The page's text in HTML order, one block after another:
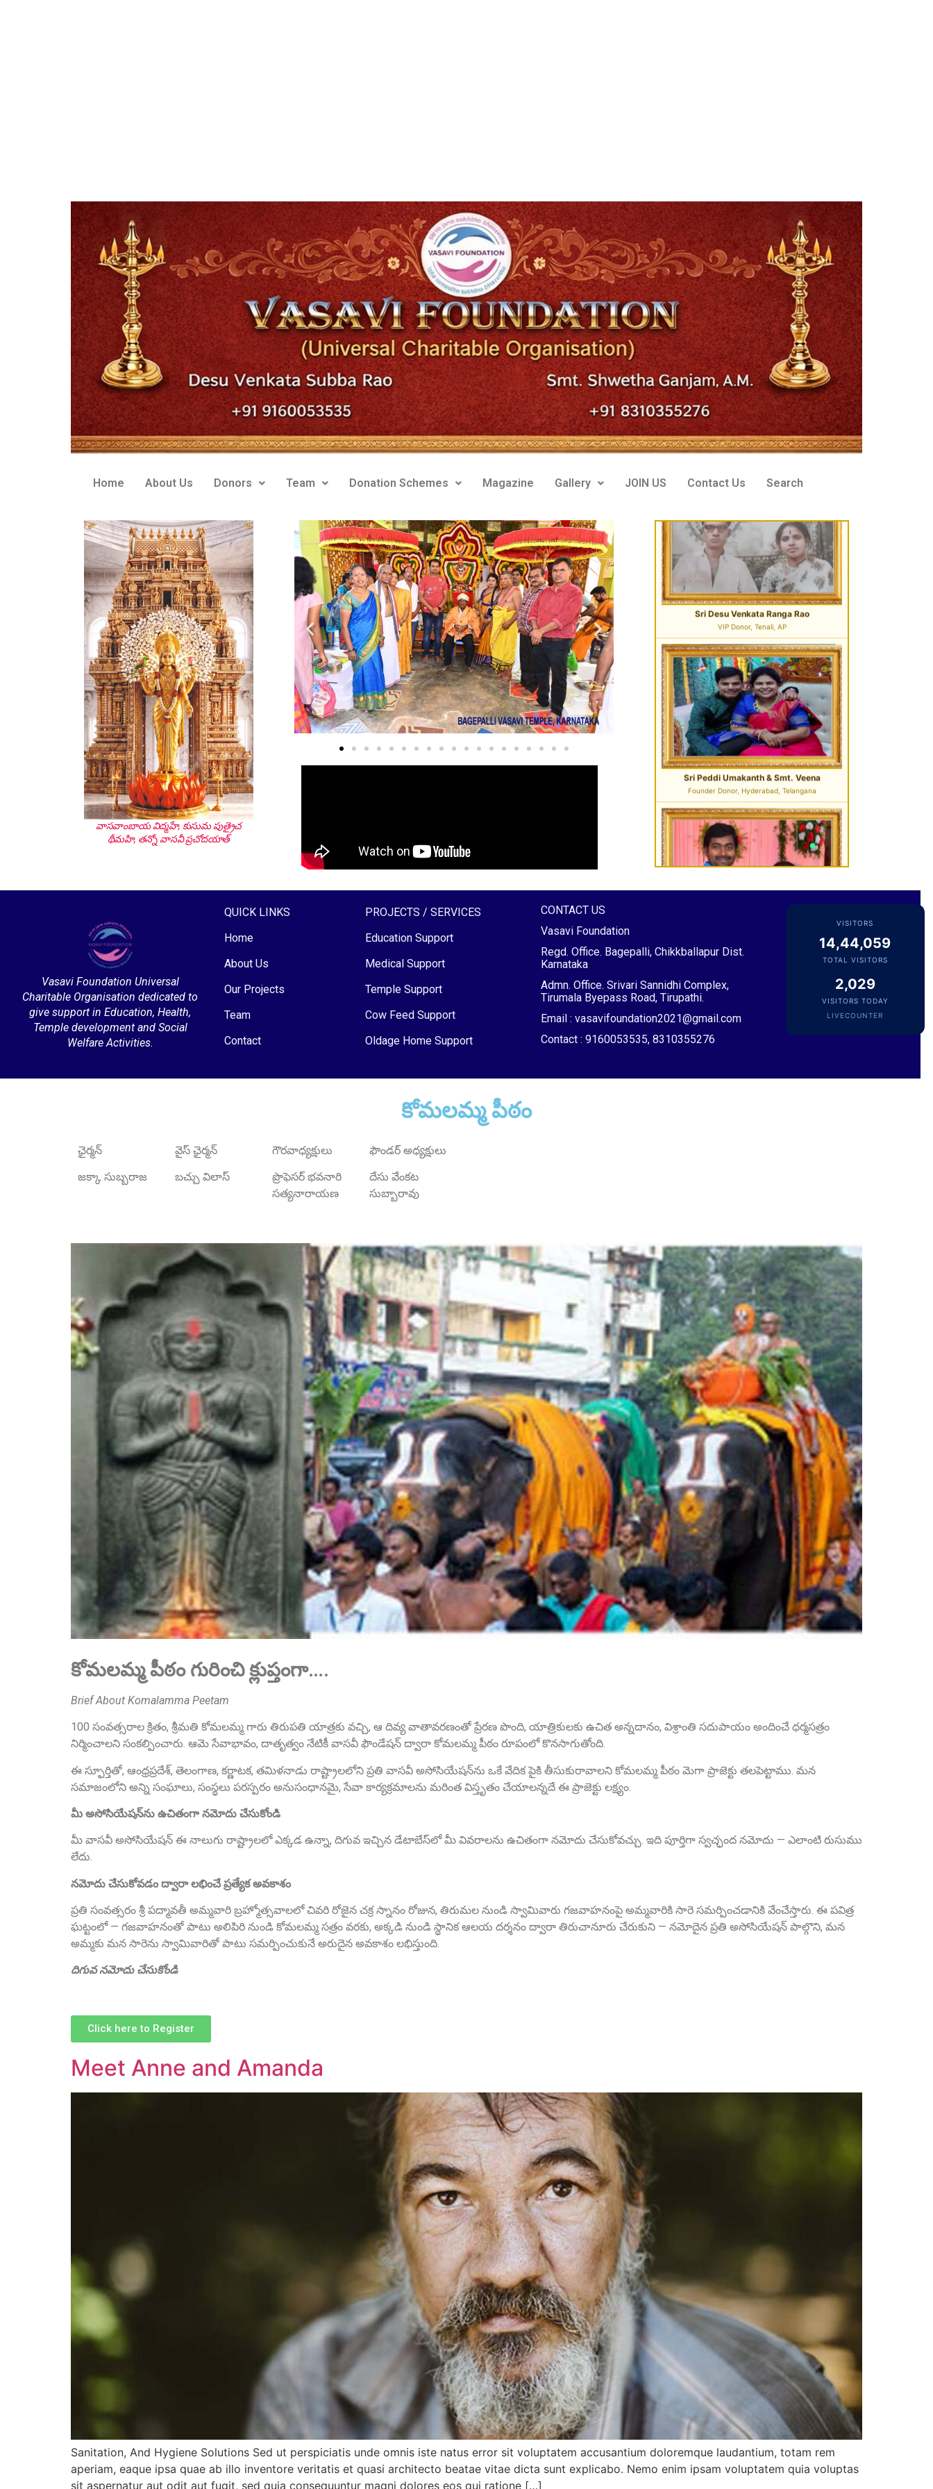
Home About Us Donors Team Donation Schemes Magazine Gallery JOIN US Contact Us Search
వాసవాంబాయ విద్మహే, కుసుమ పుత్రైచ
థీమహి, తన్నో వాసవీ ప్రచోదయాత్
Sri Perla Satyanarayana
Sri Desu Venkata Ranga Rao
VIP Donor, Tenali, AP
Sri Peddi Umakanth & Smt. Veena
Founder Donor, Hyderabad, Telangana
Sri Pavan Gupta
VIP Donor & TG State President, Hyderabad
Sri Desu Ramesh Babu & Smt. Padmavathi
VIP Member, Addanki, AP
Sri Pulavarthi Ramakrishna Rao
Founder Donor, Malkajgiri, Telangana
Smt. Grandhi Sailaja
Founder Donor, USA
Sri Grandhi Anil
Founder Donor, USA
Sri A.S. Aswathanarayana Setty
Sri DVVS Prasad & Smt. Subhashini
VIP Member, Tirupati, AP
Vasavi Foundation Universal
Charitable Organisation dedicated to
give support in Education, Health,
Temple development and Social
Welfare Activities.
QUICK LINKS
Home
About Us
Our Projects
Team
Contact
PROJECTS / SERVICES
Education Support
Medical Support
Temple Support
Cow Feed Support
Oldage Home Support
CONTACT US
Vasavi Foundation
Regd. Office. Bagepalli, Chikkballapur Dist.
Karnataka
Admn. Office. Srivari Sannidhi Complex,
Tirumala Byepass Road, Tirupathi.
Email : vasavifoundation2021@gmail.com
Contact : 9160053535, 8310355276
VISITORS
14,44,059
TOTAL VISITORS
2,030
VISITORS TODAY
LIVECOUNTER
కోమలమ్మ పీఠం
ఛైర్మన్
జక్కా సుబ్బరాజ
వైస్ ఛైర్మన్
బచ్చు విలాస్
గౌరవాధ్యక్షులు
ప్రొఫెసర్ భవనారి
సత్యనారాయణ
ఫౌండర్ అధ్యక్షులు
దేసు వేంకట
సుబ్బారావు
కోమలమ్మ పీఠం గురించి క్లుప్తంగా….
Brief About Komalamma Peetam
100 సంవత్సరాల క్రితం, శ్రీమతి కోమలమ్మ గారు తిరుపతి యాత్రకు వచ్చి, ఆ దివ్య వాతావరణంతో ప్రేరణ పొంది, యాత్రికులకు ఉచిత అన్నదానం, విశ్రాంతి సదుపాయం అందించే ధర్మసత్రం
నిర్మించాలని సంకల్పించారు. ఆమె సేవాభావం, దాతృత్వం నేటికీ వాసవీ ఫౌండేషన్ ద్వారా కోమలమ్మ పీఠం రూపంలో కొనసాగుతోంది.
ఈ స్ఫూర్తితో, ఆంధ్రప్రదేశ్, తెలంగాణ, కర్ణాటక, తమిళనాడు రాష్ట్రాలలోని ప్రతి వాసవీ అసోసియేషన్‌ను ఒకే వేదిక పైకి తీసుకురావాలని కోమలమ్మ పీఠం మెగా ప్రాజెక్టు తలపెట్టాము. మన
సమాజంలోని అన్ని సంఘాలు, సంస్థలు పరస్పరం అనుసంధానమై, సేవా కార్యక్రమాలను మరింత విస్తృతం చేయాలన్నదే ఈ ప్రాజెక్టు లక్ష్యం.
మీ అసోసియేషన్‌ను ఉచితంగా నమోదు చేసుకోండి
మీ వాసవీ అసోసియేషన్ ఈ నాలుగు రాష్ట్రాలలో ఎక్కడ ఉన్నా, దిగువ ఇచ్చిన డేటాబేస్‌లో మీ వివరాలను ఉచితంగా నమోదు చేసుకోవచ్చు. ఇది పూర్తిగా స్వచ్ఛంద నమోదు — ఎలాంటి రుసుము
లేదు.
నమోదు చేసుకోవడం ద్వారా లభించే ప్రత్యేక అవకాశం
ప్రతి సంవత్సరం శ్రీ పద్మావతీ అమ్మవారి బ్రహ్మోత్సవాలలో చివరి రోజైన చక్ర స్నానం రోజున, తిరుమల నుండి స్వామివారు గజవాహనంపై అమ్మవారికి సారె సమర్పించడానికి వేంచేస్తారు. ఈ పవిత్ర
ఘట్టంలో — గజవాహనంతో పాటు అలిపిరి నుండి కోమలమ్మ సత్రం వరకు, అక్కడి నుండి స్థానిక ఆలయ దర్శనం ద్వారా తిరుచానూరు చేరుకుని — నమోదైన ప్రతి అసోసియేషన్ పాల్గొని, మన
అమ్మకు మన సారెను స్వామివారితో పాటు సమర్పించుకునే అరుదైన అవకాశం లభిస్తుంది.
దిగువ నమోదు చేసుకోండి
Click here to Register
Meet Anne and Amanda
Sanitation, And Hygiene Solutions Sed ut perspiciatis unde omnis iste natus error sit voluptatem accusantium doloremque laudantium, totam rem
aperiam, eaque ipsa quae ab illo inventore veritatis et quasi architecto beatae vitae dicta sunt explicabo. Nemo enim ipsam voluptatem quia voluptas
sit aspernatur aut odit aut fugit, sed quia consequuntur magni dolores eos qui ratione […]